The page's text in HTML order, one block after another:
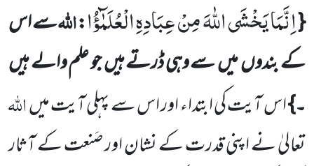
{اِنَّمَا یَخْشَى اللّٰهَ مِنْ عِبَادِهِ الْعُلَمٰٓؤُا:اللہسے اس
کے بندوںمیںسے وہی ڈرتے ہیںجو علم والے ہیں
۔}اس آیت کی ابتداء اور اس سے پہلی آیت میںاللہ
تعالیٰ نے اپنی قدرت کے نشان اور صَنعت کے آثار